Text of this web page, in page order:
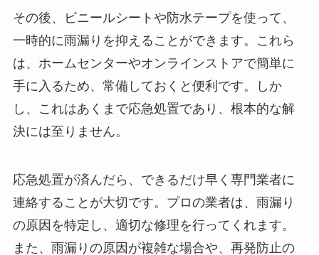
その後、ビニールシートや防水テープを使って、
一時的に雨漏りを抑えることができます。これら
は、ホームセンターやオンラインストアで簡単に
手に入るため、常備しておくと便利です。しか
し、これはあくまで応急処置であり、根本的な解
決には至りません。
応急処置が済んだら、できるだけ早く専門業者に
連絡することが大切です。プロの業者は、雨漏り
の原因を特定し、適切な修理を行ってくれます。
また、雨漏りの原因が複雑な場合や、再発防止の